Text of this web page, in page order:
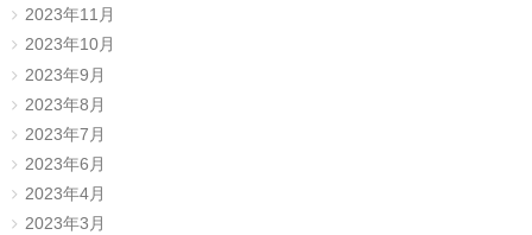
2023年11月
2023年10月
2023年9月
2023年8月
2023年7月
2023年6月
2023年4月
2023年3月